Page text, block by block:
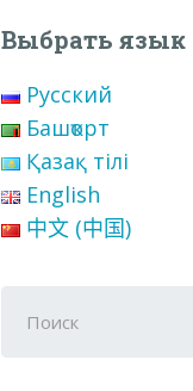
Выбрать язык
Русский
Башҡорт
Қазақ тілі
English
中文 (中国)
для: